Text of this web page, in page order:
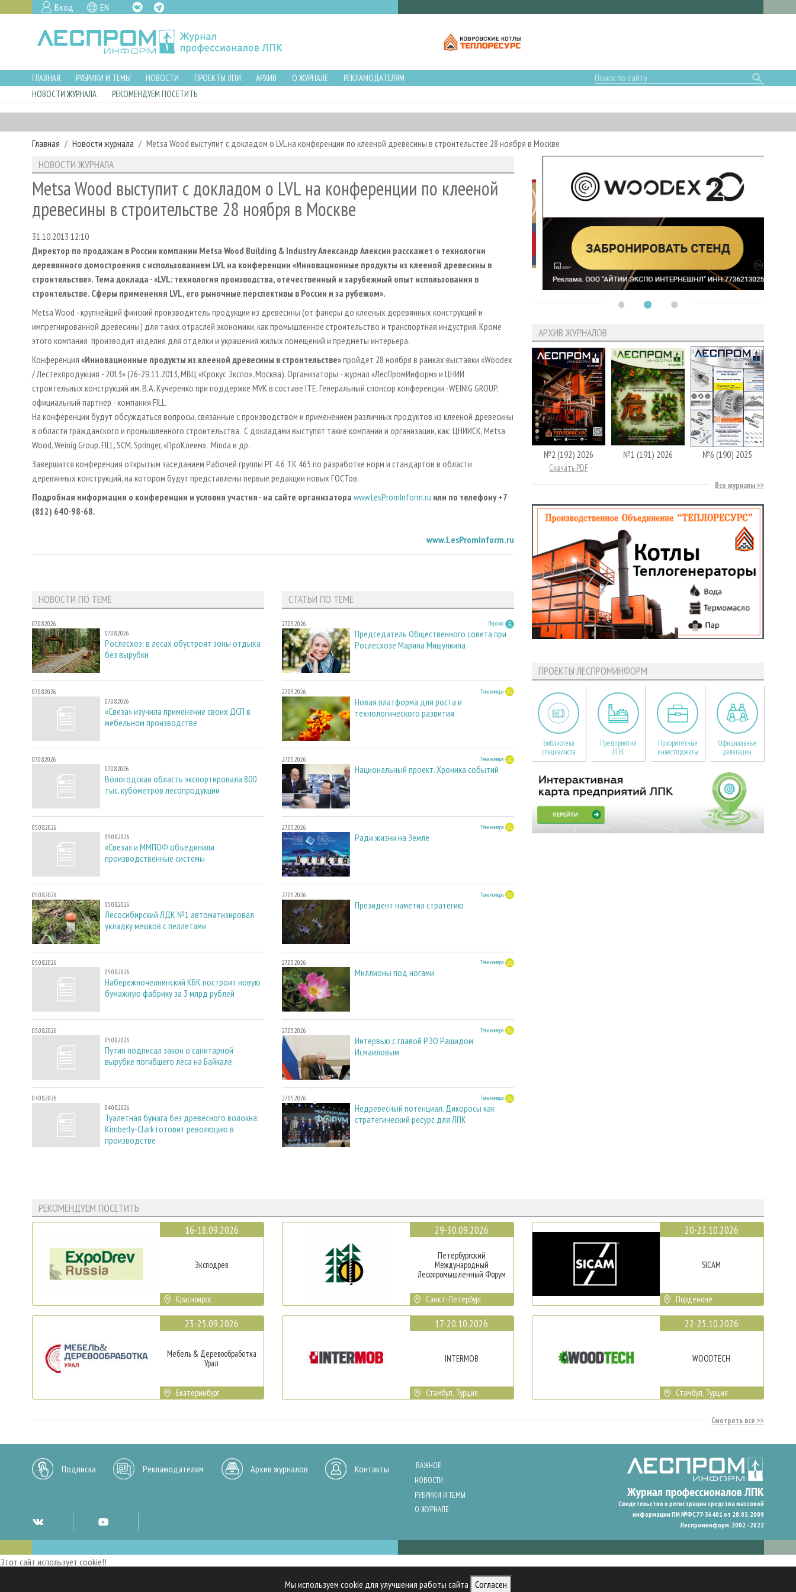
Вход EN
Мы используем cookie для улучшения работы сайта Согласен
ГЛАВНАЯ РУБРИКИ И ТЕМЫ НОВОСТИ ПРОЕКТЫ ЛПИ АРХИВ О ЖУРНАЛЕ
РЕКЛАМОДАТЕЛЯМ
НОВОСТИ ЖУРНАЛА
РЕКОМЕНДУЕМ ПОСЕТИТЬ
Главная Новости журнала Metsa Wood выступит с докладом о LVL на конференции по клееной древесины в строительстве 28 ноября в Москве
НОВОСТИ ЖУРНАЛА
Metsa Wood выступит с докладом о LVL на конференции по клееной
древесины в строительстве 28 ноября в Москве
31.10.2013 12:10
Директор по продажам в России компании Metsa Wood Building & Industry Александр Алексин расскажет о технологии
деревянного домостроения с использованием LVL на конференции «Инновационные продукты из клееной древесины в
строительстве». Тема доклада - «LVL: технология производства, отечественный и зарубежный опыт использования в
строительстве. Сферы применения LVL, его рыночные перспективы в России и за рубежом».
Metsa Wood - крупнейший финский производитель продукции из древесины (от фанеры до клееных деревянных конструкций и
импрегнированной древесины) для таких отраслей экономики, как промышленное строительство и транспортная индустрия. Кроме
этого компания производит изделия для отделки и украшения жилых помещений и предметы интерьера.
Конференция «Инновационные продукты из клееной древесины в строительстве»пройдет 28 ноября в рамках выставки «Woodex
/ Лестехпродукция - 2013» (26-29.11.2013, МВЦ «Крокус Экспо», Москва). Организаторы - журнал «ЛесПромИнформ» и ЦНИИ
строительных конструкций им. В.А. Кучеренко при поддержке MVK в составе ITE. Генеральный спонсор конференции -WEINIG GROUP,
официальный партнер - компания FILL.
На конференции будут обсуждаться вопросы, связанные с производством и применением различных продуктов из клееной древесины
в области гражданского и промышленного строительства. С докладами выступят такие компании и организации, как: ЦНИИСК, Metsa
Wood, Weinig Group, FILL, SCM, Springer, «ПроКлеим», Minda и др.
Завершится конференция открытым заседанием Рабочей группы РГ 4.6 ТК 465 по разработке норм и стандартов в области
деревянных конструкций, на котором будут представлены первые редакции новых ГОСТов.
Подробная информация о конференции и условия участия - на сайте организатора www.LesPromInform.ru или по телефону +7
(812) 640-98-68.
www.LesPromInform.ru
НОВОСТИ ПО ТЕМЕ
07.08.2026
07.08.2026
Рослесхоз: в лесах обустроят зоны отдыха
без вырубки
07.08.2026
07.08.2026
«Свеза» изучила применение своих ДСП в
мебельном производстве
07.08.2026
07.08.2026
Вологодская область экспортировала 800
тыс. кубометров лесопродукции
05.08.2026
05.08.2026
«Свеза» и ММПОФ объединили
производственные системы
05.08.2026
05.08.2026
Лесосибирский ЛДК №1 автоматизировал
укладку мешков с пеллетами
05.08.2026
05.08.2026
Набережночелнинский КБК построит новую
бумажную фабрику за 3 млрд рублей
05.08.2026
05.08.2026
Путин подписал закон о санитарной
вырубке погибшего леса на Байкале
04.08.2026
04.08.2026
Туалетная бумага без древесного волокна:
Kimberly-Clark готовит революцию в
производстве
СТАТЬИ ПО ТЕМЕ
27.05.2026 Персона
Председатель Общественного совета при
Рослесхозе Марина Мишункина
27.05.2026 Тема номера
Новая платформа для роста и
технологического развития
27.05.2026 Тема номера
Национальный проект. Хроника событий
27.05.2026 Тема номера
Ради жизни на Земле
27.05.2026 Тема номера
Президент наметил стратегию
27.05.2026 Тема номера
Миллионы под ногами
27.05.2026 Тема номера
Интервью с главой РЭО Рашидом
Исмаиловым
27.05.2026 Тема номера
Недревесный потенциал. Дикоросы как
стратегический ресурс для ЛПК
АРХИВ ЖУРНАЛОВ
№2 (192) 2026
Скачать PDF
№1 (191) 2026 №6 (190) 2025
Все журналы
ПРОЕКТЫ ЛЕСПРОМИНФОРМ
Библиотека
специалиста
Предприятия
ЛПК
Приоритетные
инвестпроекты
Официальные
делегации
РЕКОМЕНДУЕМ ПОСЕТИТЬ
16-18.09.2026
Эксподрев
Красноярск
23-25.09.2026
Мебель & Деревообработка
Урал
Екатеринбург
29-30.09.2026
Петербургский
Международный
Лесопромышленный Форум
Санкт-Петербург
17-20.10.2026
INTERMOB
Стамбул, Турция
20-23.10.2026
SICAM
Порденоне
22-25.10.2026
WOODTECH
Стамбул, Турция
Смотреть все
Подписка Рекламодателям Архив журналов Контакты
ВАЖНОЕ
НОВОСТИ
РУБРИКИ И ТЕМЫ
О ЖУРНАЛЕ
Свидетельство о регистрации средства массовой
информации ПИ №ФС77-36401 от 28.05.2009
Леспроминформ. 2002 - 2022
Этот сайт использует cookie!!
Мы используем cookies и аналогичные технологии для улучшения работы нашего сайта, анализа трафика и персонализации контента. Cookies помогают нам запомнить ваши предпочтения и улучшить пользовательский